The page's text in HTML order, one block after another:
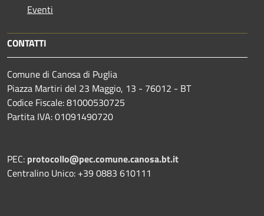
Eventi
CONTATTI
Comune di Canosa di Puglia
Piazza Martiri del 23 Maggio, 13 - 76012 - BT
Codice Fiscale: 81000530725
Partita IVA: 01091490720
PEC: protocollo@pec.comune.canosa.bt.it
Centralino Unico: +39 0883 610111